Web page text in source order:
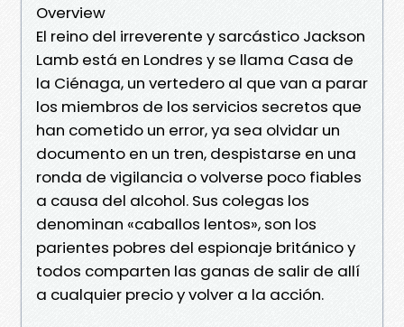
Overview
El reino del irreverente y sarcástico Jackson
Lamb está en Londres y se llama Casa de
la Ciénaga, un vertedero al que van a parar
los miembros de los servicios secretos que
han cometido un error, ya sea olvidar un
documento en un tren, despistarse en una
ronda de vigilancia o volverse poco fiables
a causa del alcohol. Sus colegas los
denominan «caballos lentos», son los
parientes pobres del espionaje británico y
todos comparten las ganas de salir de allí
a cualquier precio y volver a la acción.